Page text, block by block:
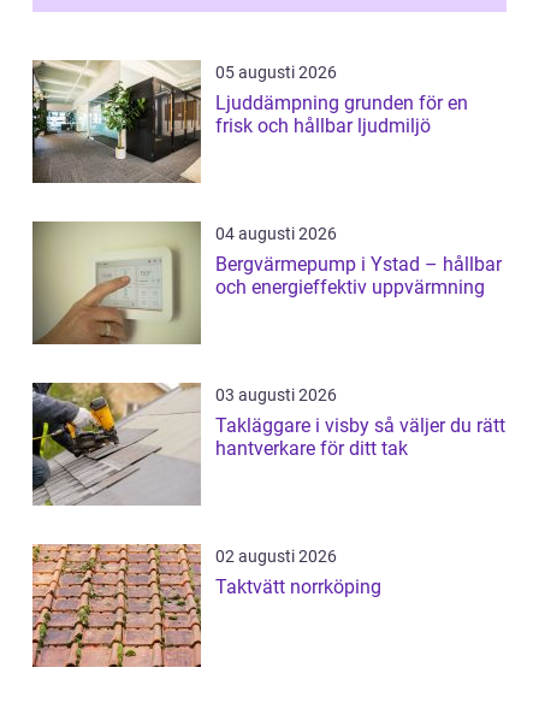
05 augusti 2026
Ljuddämpning grunden för en
frisk och hållbar ljudmiljö
04 augusti 2026
Bergvärmepump i Ystad – hållbar
och energieffektiv uppvärmning
03 augusti 2026
Takläggare i visby så väljer du rätt
hantverkare för ditt tak
02 augusti 2026
Taktvätt norrköping